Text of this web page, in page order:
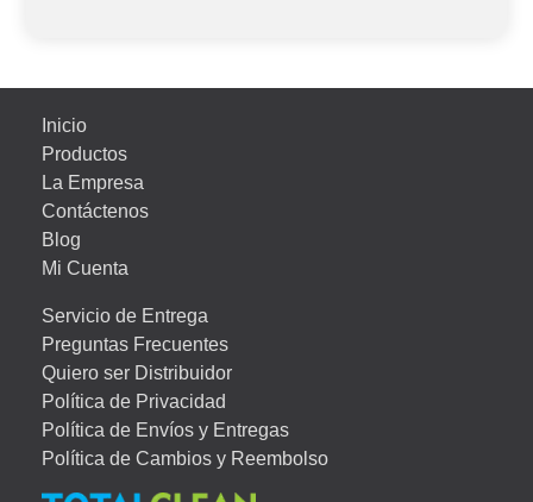
Inicio
Productos
La Empresa
Contáctenos
Blog
Mi Cuenta
Servicio de Entrega
Preguntas Frecuentes
Quiero ser Distribuidor
Política de Privacidad
Política de Envíos y Entregas
Política de Cambios y Reembolso